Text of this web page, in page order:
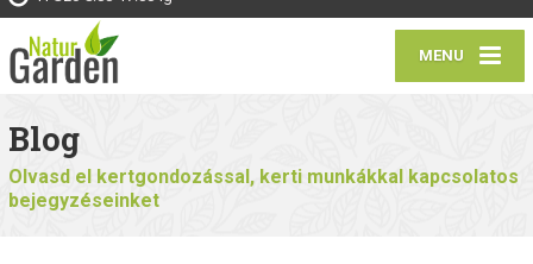
MENU
Blog
Olvasd el kertgondozással, kerti munkákkal kapcsolatos
bejegyzéseinket